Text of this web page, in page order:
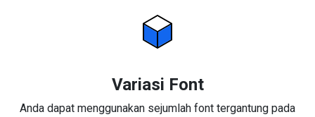
Variasi Font
Anda dapat menggunakan sejumlah font tergantung pada